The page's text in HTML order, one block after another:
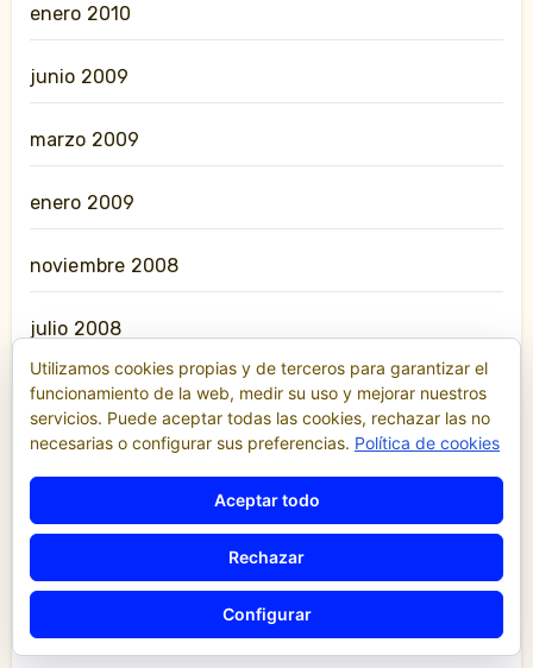
enero 2010
junio 2009
marzo 2009
enero 2009
noviembre 2008
julio 2008
junio 2008
diciembre 2007
diciembre 2006
julio 2005
julio 2003
Utilizamos cookies propias y de terceros para garantizar el
funcionamiento de la web, medir su uso y mejorar nuestros
servicios. Puede aceptar todas las cookies, rechazar las no
necesarias o configurar sus preferencias. Política de cookies
Aceptar todo
Rechazar
Configurar